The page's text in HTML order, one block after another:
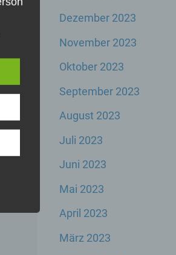
Dezember 2023
November 2023
Oktober 2023
September 2023
August 2023
Juli 2023
Juni 2023
Mai 2023
April 2023
März 2023